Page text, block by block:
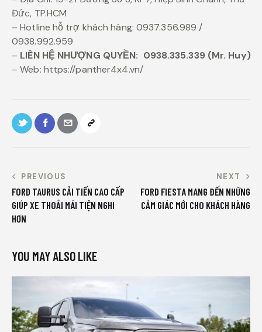
Đức, TP.HCM
– Hotline hỗ trợ khách hàng: 0937.356.989 /
0938.992.959
– LIÊN HỆ NHƯỢNG QUYỀN: 0938.335.339 (Mr. Huy)
– Web: https://panther4x4.vn/
PREVIOUS
FORD TAURUS CẢI TIẾN CAO CẤP
GIÚP XE THOẢI MÁI TIỆN NGHI
HƠN
NEXT
FORD FIESTA MANG ĐẾN NHỮNG
CẢM GIÁC MỚI CHO KHÁCH HÀNG
YOU MAY ALSO LIKE